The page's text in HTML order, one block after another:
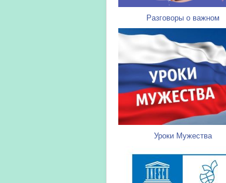
Разговоры о важном
Уроки Мужества